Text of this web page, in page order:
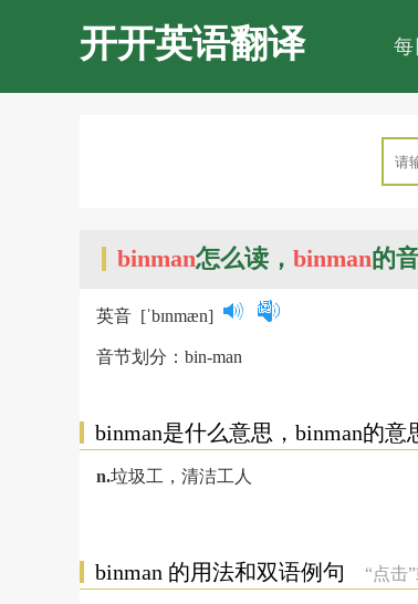
开开英语翻译 每
binman怎么读， binman的
英音 [ˈbɪnmæn]
音节划分：bin-man
binman是什么意思，binman的意
n.垃圾工，清洁工人
binman 的用法和双语例句 “点击